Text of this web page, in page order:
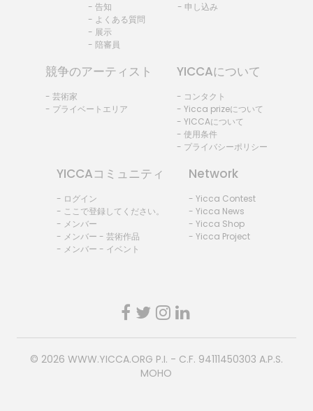
- 告知
- よくある質問
- 展示
- 陪審員
- 申し込み
競争のアーティスト
- 芸術家
- プライベートエリア
YICCAについて
- コンタクト
- Yicca prizeについて
- YICCAについて
- 使用条件
- プライバシーポリシー
YICCAコミュニティ
- ログイン
- ここで登録してください。
- メンバー
- メンバー - 芸術作品
- メンバー - イベント
Network
- Yicca Contest
- Yicca News
- Yicca Shop
- Yicca Project
© 2026 WWW.YICCA.ORG P.I. - C.F. 94111450303 A.P.S.
MOHO